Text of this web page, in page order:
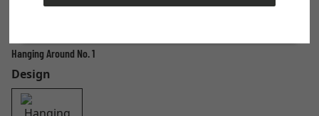
Hanging Around No. 1
Design